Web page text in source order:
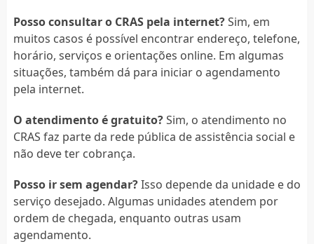
Posso consultar o CRAS pela internet?Sim, em
muitos casos é possível encontrar endereço, telefone,
horário, serviços e orientações online. Em algumas
situações, também dá para iniciar o agendamento
pela internet.
O atendimento é gratuito?Sim, o atendimento no
CRAS faz parte da rede pública de assistência social e
não deve ter cobrança.
Posso ir sem agendar?Isso depende da unidade e do
serviço desejado. Algumas unidades atendem por
ordem de chegada, enquanto outras usam
agendamento.